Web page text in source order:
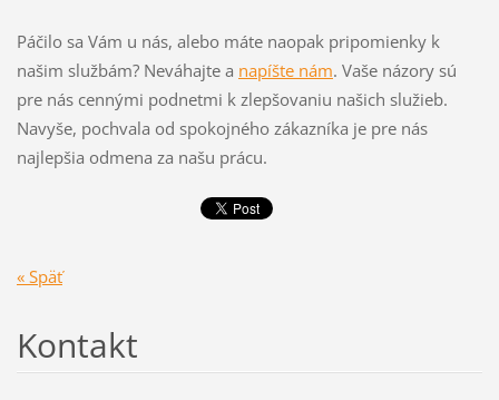
Páčilo sa Vám u nás, alebo máte naopak pripomienky k
našim službám? Neváhajte a napíšte nám. Vaše názory sú
pre nás cennými podnetmi k zlepšovaniu našich služieb.
Navyše, pochvala od spokojného zákazníka je pre nás
najlepšia odmena za našu prácu.
« Späť
Kontakt